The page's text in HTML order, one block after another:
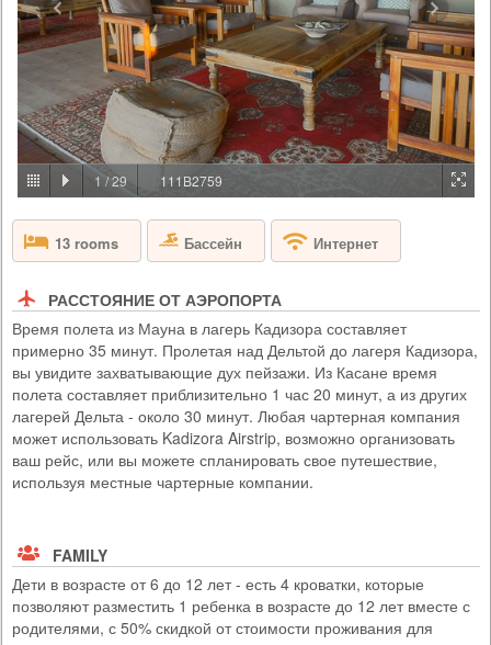
ABU CAMP
PRICE BY REQUEST
БОТСВАНА - ДЕЛЬТА ОКАВАНГО
Кемп Abu приглашает вас окунуться вас в величественный мир
африканских слонов. Станьте частью стада Абу и посмотрите на
сформируете крепкую эмоциональную связь со слонами, а также
обретете спокойствие и вдохновение, когда узнаете больше о
мерах достижения главной цели кемпа Abu - сохранения и
поддержания популяции слонов.
1 /29 111B2759
13 rooms Бассейн Интернет
РАССТОЯНИЕ ОТ АЭРОПОРТА
Время полета из Мауна в лагерь Кадизора составляет
примерно 35 минут. Пролетая над Дельтой до лагеря Кадизора,
вы увидите захватывающие дух пейзажи. Из Касане время
полета составляет приблизительно 1 час 20 минут, а из других
лагерей Дельта - около 30 минут. Любая чартерная компания
может использовать Kadizora Airstrip, возможно организовать
ваш рейс, или вы можете спланировать свое путешествие,
используя местные чартерные компании.
FAMILY
Дети в возрасте от 6 до 12 лет - есть 4 кроватки, которые
позволяют разместить 1 ребенка в возрасте до 12 лет вместе с
родителями, с 50% скидкой от стоимости проживания для